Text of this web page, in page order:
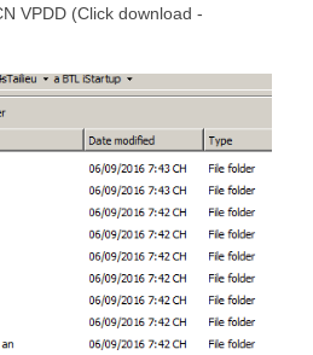
VPDD (Click download -